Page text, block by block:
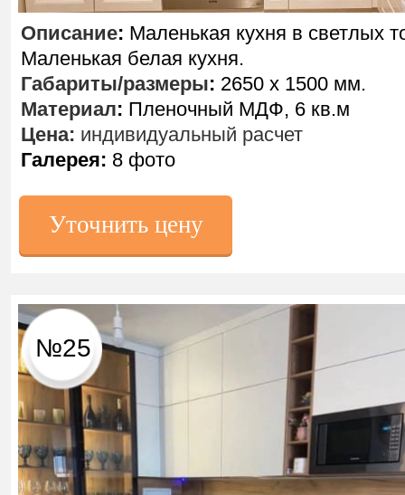
№25
Уточнить цену
Описание: Маленькая кухня в светлых
Маленькая белая кухня.
Габариты/размеры: 2650 х 1500 мм.
Материал: Пленочный МДФ, 6 кв.м
Цена: индивидуальный расчет
Галерея: 8 фото